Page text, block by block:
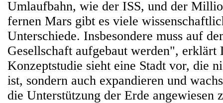
Umlaufbahn, wie der ISS, und der
fernen Mars gibt es viele
Unterschiede. Insbesondere muss auf
Gesellschaft aufgebaut werden",
Konzeptstudie sieht eine Stadt vor, die
ist, sondern auch expandieren und
die Unterstützung der Erde angewiesen